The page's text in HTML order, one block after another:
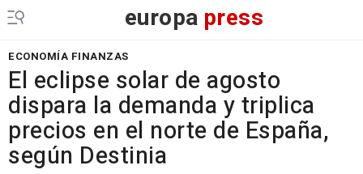
europa press
ECONOMÍA FINANZAS
El eclipse solar de agosto
dispara la demanda y triplica
precios en el norte de España,
según Destinia